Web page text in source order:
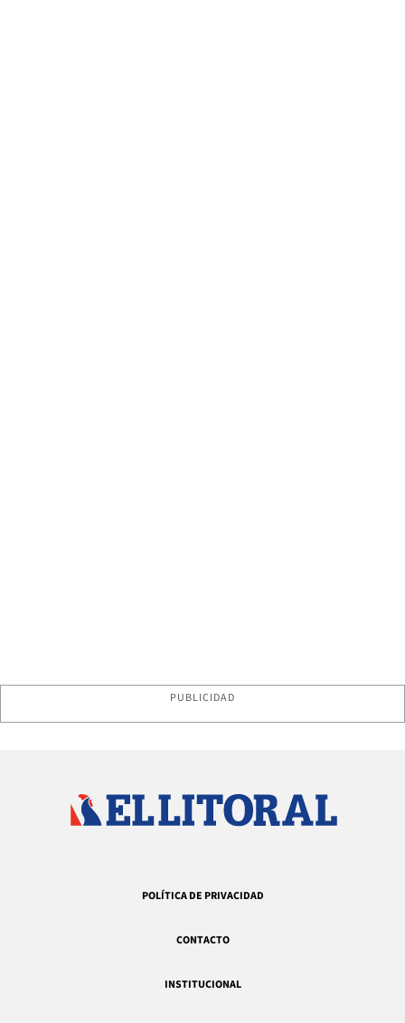
PUBLICIDAD
POLÍTICA DE PRIVACIDAD
CONTACTO
INSTITUCIONAL